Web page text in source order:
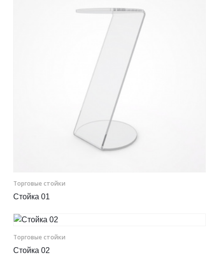
Торговые стойки
Стойка 01
Торговые стойки
Стойка 02